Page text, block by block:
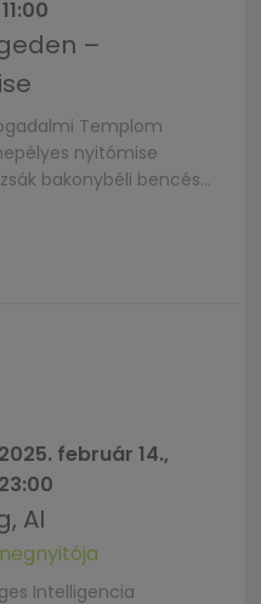
11:00
–
Templom
nyitómise
bakonybéli bencés
2025. február 14.,
23:00
AI
Intelligencia